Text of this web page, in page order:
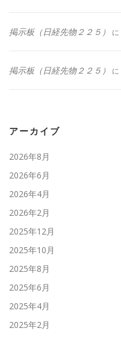
掲示板（日経先物２２５） に
掲示板（日経先物２２５） に
アーカイブ
2026年8月
2026年6月
2026年4月
2026年2月
2025年12月
2025年10月
2025年8月
2025年6月
2025年4月
2025年2月